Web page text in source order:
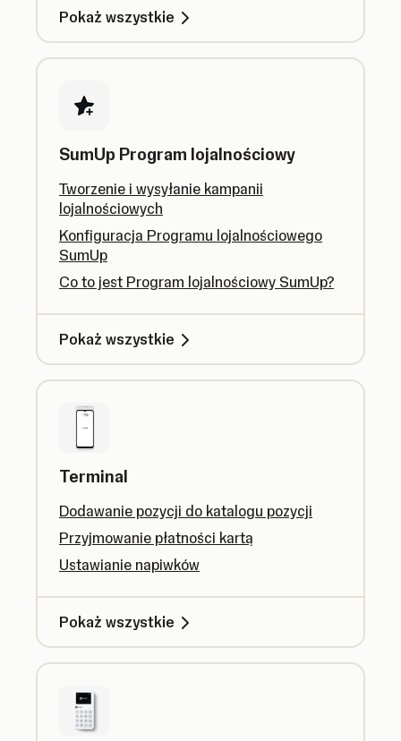
Pokaż wszystkie
SumUp Program lojalnościowy
Tworzenie i wysyłanie kampanii
lojalnościowych
Konfiguracja Programu lojalnościowego
SumUp
Co to jest Program lojalnościowy SumUp?
Pokaż wszystkie
Terminal
Dodawanie pozycji do katalogu pozycji
Przyjmowanie płatności kartą
Ustawianie napiwków
Pokaż wszystkie